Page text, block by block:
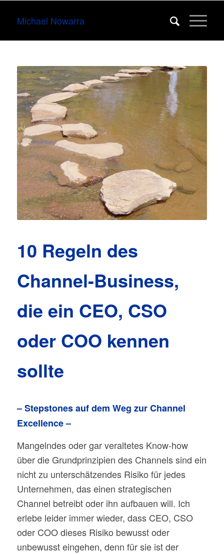
Michael Nowarra
10 Regeln des
Channel-Business,
die ein CEO, CSO
oder COO kennen
sollte
– Stepstones auf dem Weg zur Channel
Excellence –
Mangelndes oder gar veraltetes Know-how
über die Grundprinzipien des Channels sind ein
nicht zu unterschätzendes Risiko für jedes
Unternehmen, das einen strategischen
Channel betreibt oder ihn aufbauen will. Ich
erlebe leider immer wieder, dass CEO, CSO
oder COO dieses Risiko bewusst oder
unbewusst eingehen, denn für sie ist der